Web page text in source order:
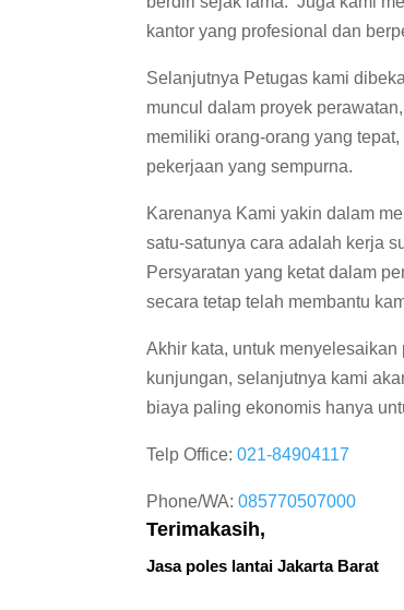
kantor yang profesional dan
Selanjutnya Petugas kami
muncul dalam proyek
memiliki orang-orang yang
pekerjaan yang sempurna.
Karenanya Kami yakin dalam
satu-satunya cara adalah kerja
Persyaratan yang ketat dalam
secara tetap telah membantu
Akhir kata, untuk
kunjungan, selanjutnya kami
biaya paling ekonomis hanya
Telp Office:021-84904117
Phone/WA:085770507000
Terimakasih,
Jasa poles lantai Jakarta Barat